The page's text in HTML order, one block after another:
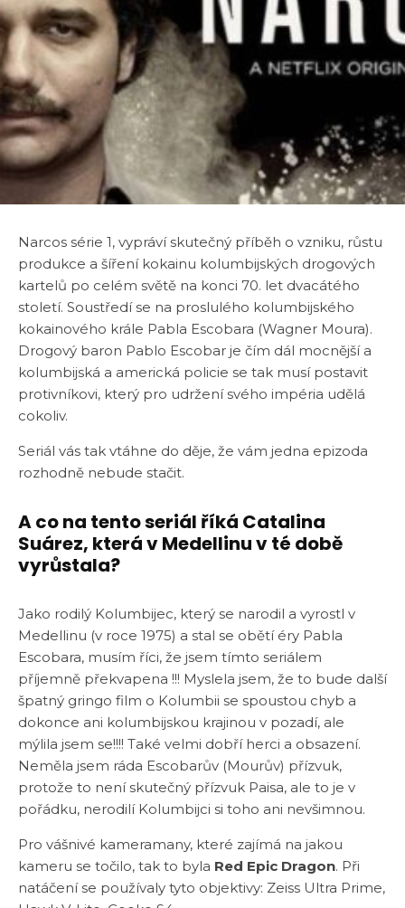
Narcos série 1, vypráví skutečný příběh o vzniku, růstu
produkce a šíření kokainu kolumbijských drogových
kartelů po celém světě na konci 70. let dvacátého
století. Soustředí se na proslulého kolumbijského
kokainového krále Pabla Escobara (Wagner Moura).
Drogový baron Pablo Escobar je čím dál mocnější a
kolumbijská a americká policie se tak musí postavit
protivníkovi, který pro udržení svého impéria udělá
cokoliv.
Seriál vás tak vtáhne do děje, že vám jedna epizoda
rozhodně nebude stačit.
A co na tento seriál říká Catalina
Suárez, která v Medellinu v té době
vyrůstala?
Jako rodilý Kolumbijec, který se narodil a vyrostl v
Medellinu (v roce 1975) a stal se obětí éry Pabla
Escobara, musím říci, že jsem tímto seriálem
příjemně překvapena !!! Myslela jsem, že to bude další
špatný gringo film o Kolumbii se spoustou chyb a
dokonce ani kolumbijskou krajinou v pozadí, ale
mýlila jsem se!!!! Také velmi dobří herci a obsazení.
Neměla jsem ráda Escobarův (Mourův) přízvuk,
protože to není skutečný přízvuk Paisa, ale to je v
pořádku, nerodilí Kolumbijci si toho ani nevšimnou.
Pro vášnivé kameramany, které zajímá na jakou
kameru se točilo, tak to byla Red Epic Dragon. Při
natáčení se používaly tyto objektivy: Zeiss Ultra Prime,